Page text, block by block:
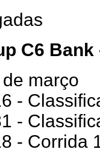
C6
março
-
-
- Corrida